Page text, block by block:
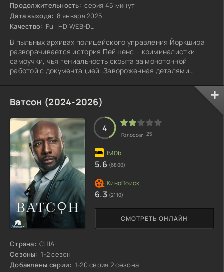
Продолжительность: серия 45 минут
Дата выхода: 8 января 2025
Качество: Full HD WEB-DL
В пыльных архивах полицейского управления Йоркшира
разворачивается история Пейшенс – криминалистки-
самоучки, чья гениальность скрыта за монотонной
работой с документацией. Завороженная деталями
Ватсон (2024-2026)
Страна: США
Сезоны: 1-2 сезон
Добавлены серии: 1-20 серия 2 сезона
СМОТРЕТЬ ОНЛАЙН
4
Голосов: 25
5.6 (6800)
6.3 (2110)